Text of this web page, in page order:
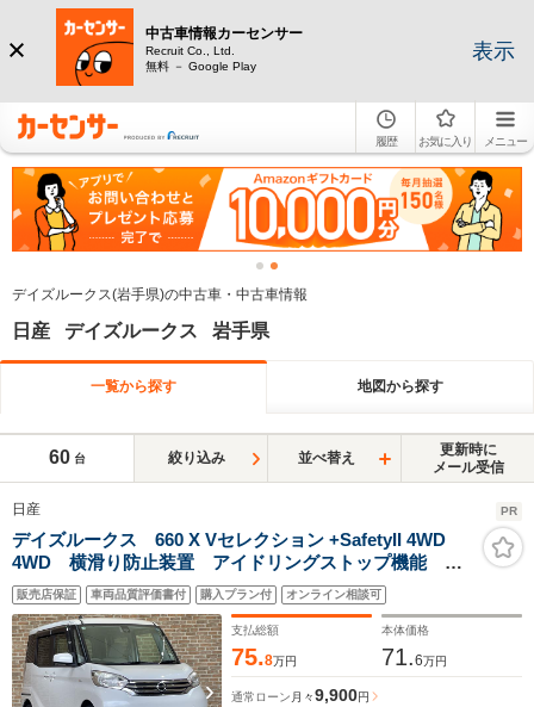
中古車情報カーセンサー
Recruit Co., Ltd.
無料 － Google Play
表示
履歴 お気に入り メニュー
デイズルークス(岩手県)の中古車・中古車情報
日産 デイズルークス 岩手県
一覧から探す 地図から探す
60 台 絞り込み 並べ替え
更新時に
メール受信
日産 PR
デイズルークス 660 X Vセレクション +SafetyII 4WD
4WD 横滑り防止装置 アイドリングストップ機能
CARROZZERIAナビ フルセグTV 全周囲カメラ 片側
パワースライドドア シートヒーター ロールサンシェ
ード リアサーキュレーター
販売店保証 車両品質評価書付 購入プラン付 オンライン相談可
支払総額
75.8万円
本体価格
71.6万円
通常ローン 月々9,900円